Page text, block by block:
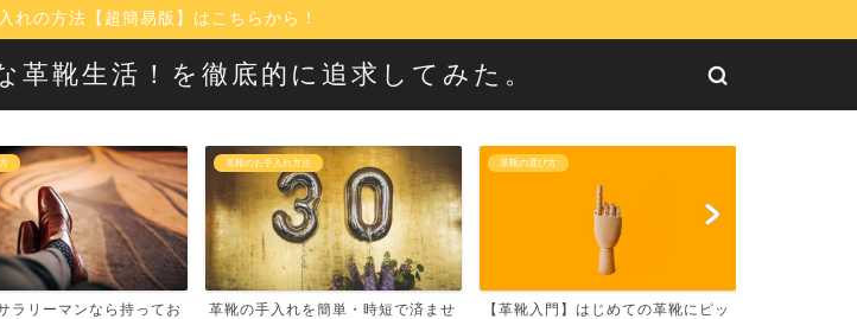
れの方法【超簡易版】はこちらから！
革靴生活！を徹底的に追求してみた。
れ方法
れを簡単・時短で済ませ
革靴の選び方
【革靴入門】はじめての革靴にピッ
革靴の選び方
【最強】革靴ローテーション3足の